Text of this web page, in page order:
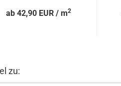
ab 42,90 EUR / m2
zu: